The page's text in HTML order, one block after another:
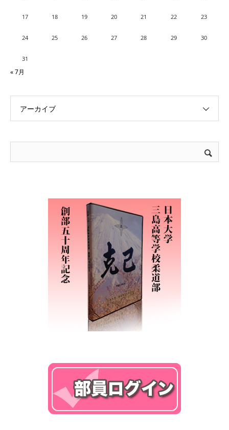
17 18 19 20 21 22 23
24 25 26 27 28 29 30
31
« 7月
アーカイブ